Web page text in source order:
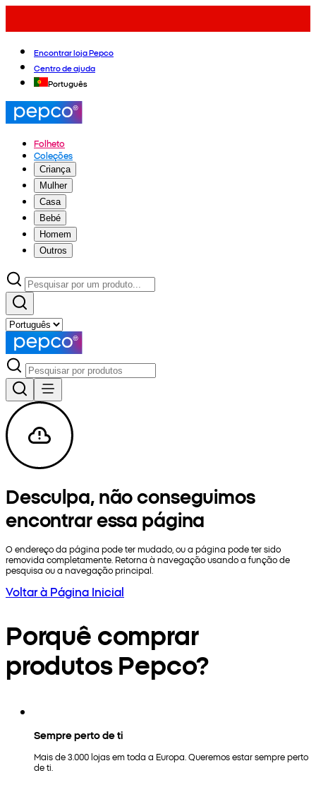
Encontrar loja Pepco
Centro de ajuda
Português
Folheto
Coleções
Criança
Mulher
Casa
Bebé
Homem
Outros
Desculpa, não conseguimos
encontrar essa página
O endereço da página pode ter mudado, ou a página pode ter sido
removida completamente. Retorna à navegação usando a função de
pesquisa ou a navegação principal.
Voltar à Página Inicial
Porquê comprar
produtos Pepco?
Sempre perto de ti
Mais de 3.000 lojas em toda a Europa. Queremos estar sempre perto
de ti.